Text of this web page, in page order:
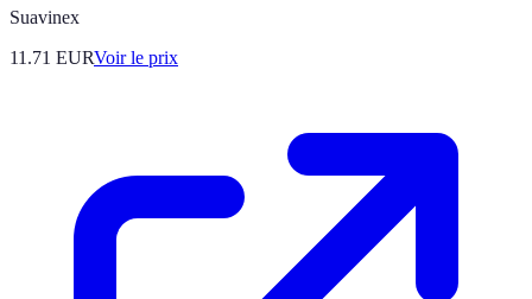
Suavinex
11.71 EURVoir le prix